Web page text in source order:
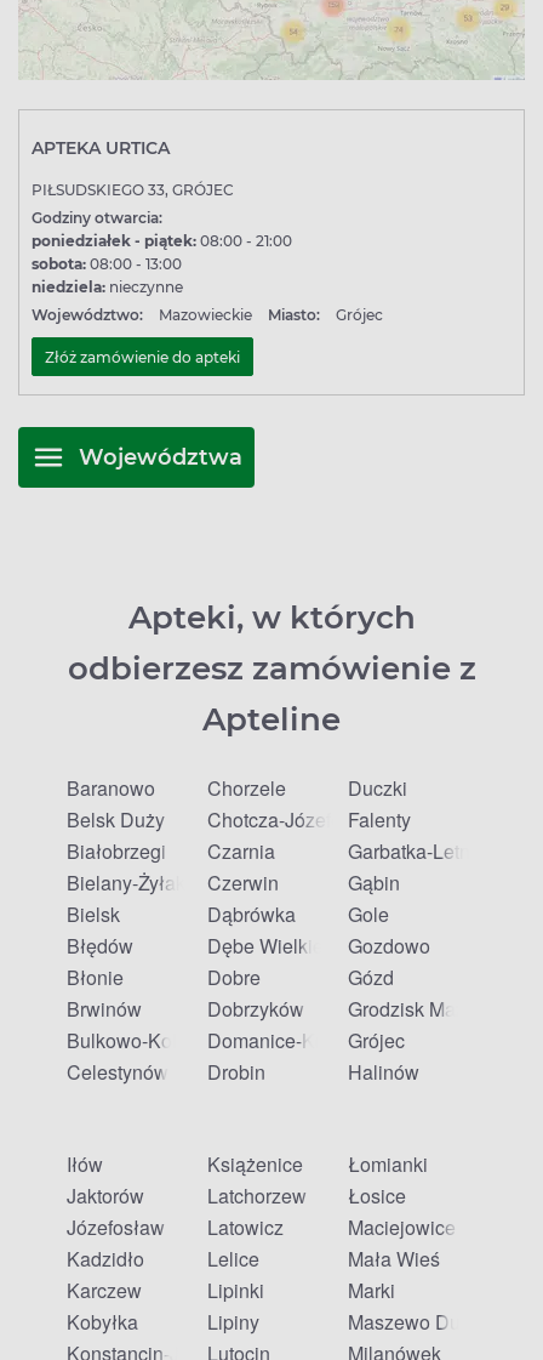
APTEKA URTICA
PIŁSUDSKIEGO 33, GRÓJEC
Godziny otwarcia:
poniedziałek - piątek: 08:00 - 21:00
sobota: 08:00 - 13:00
niedziela: nieczynne
Województwo:
Mazowieckie Miasto: Grójec
Złóż zamówienie do apteki
Województwa
Apteki, w których
odbierzesz zamówienie z
Apteline
Baranowo
Belsk Duży
Białobrzegi
Bielany-Żyłaki
Bielsk
Błędów
Błonie
Brwinów
Bulkowo-Kolonia
Celestynów
Chorzele
Chotcza-Józefów
Czarnia
Czerwin
Dąbrówka
Dębe Wielkie
Dobre
Dobrzyków
Domanice-Kolonia
Drobin
Duczki
Falenty
Garbatka-Letnisko
Gąbin
Gole
Gozdowo
Gózd
Grodzisk Mazowiecki
Grójec
Halinów
Iłów
Jaktorów
Józefosław
Kadzidło
Karczew
Kobyłka
Konstancin-Jeziorna
Książenice
Latchorzew
Latowicz
Lelice
Lipinki
Lipiny
Lutocin
Łomianki
Łosice
Maciejowice
Mała Wieś
Marki
Maszewo Duże
Milanówek